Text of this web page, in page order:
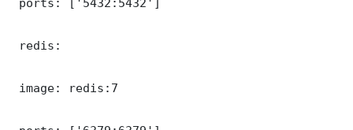
ports: ['5432:5432']
redis:
image: redis:7